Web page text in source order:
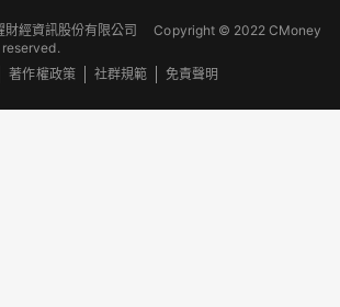
財經資訊股份有限公司Copyright © 2022 CMoney
著作權政策 社群規範 免責聲明